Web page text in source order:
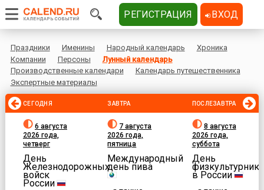
Праздники Именины Народный календарь
Хроника
Компании
Персоны
Лунный календарь
Производственные календари
Календарь путешественника
Экспертные материалы
СЕГОДНЯ
6 августа
2026 года,
четверг
День
Железнодорожных
войск
России
ЗАВТРА
7 августа
2026 года,
пятница
Международный
день пива
ПОСЛЕЗАВТРА
8 августа
2026 года,
суббота
День
физкультурника
в России
РЕГИСТРАЦИЯ ВХОД